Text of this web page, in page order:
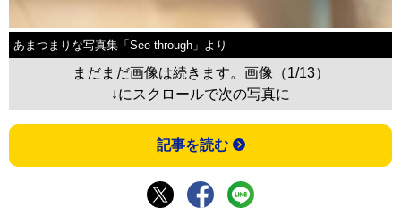
あまつまりな写真集「See-through」より
まだまだ画像は続きます。画像（1/13）
↓にスクロールで次の写真に
記事を読む